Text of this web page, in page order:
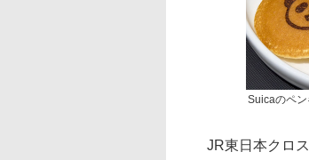
Suicaのペ
JR東日本クロス